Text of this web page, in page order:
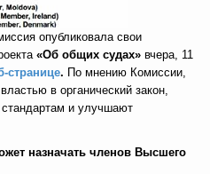
опубликовала свои
«Об общих судах» вчера, 11
странице. По мнению Комиссии,
в органический закон,
и улучшают
назначать членов Высшего